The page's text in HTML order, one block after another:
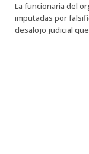
La funcionaria del
imputadas por
desalojo judicial